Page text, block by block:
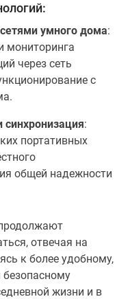
умного дома:
мониторинга
через сеть
с
синхронизация:
портативных
общей надежности
отвечая на
к более удобному,
жизни и в